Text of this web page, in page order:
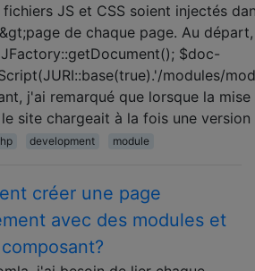
JS et CSS soient injectés
de chaque page. Au
$doc-
modules/
j'ai remarqué que lorsque la
site chargeait à la fois une
development module
créer une page
avec des modules et